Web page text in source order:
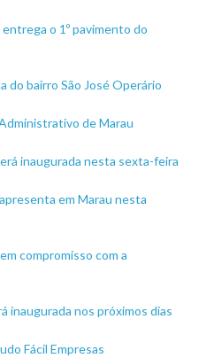
o 1º pavimento do
do bairro São José Operário
de Marau
inaugurada nesta sexta-feira
em Marau nesta
compromisso com a
inaugurada nos próximos dias
Fácil Empresas